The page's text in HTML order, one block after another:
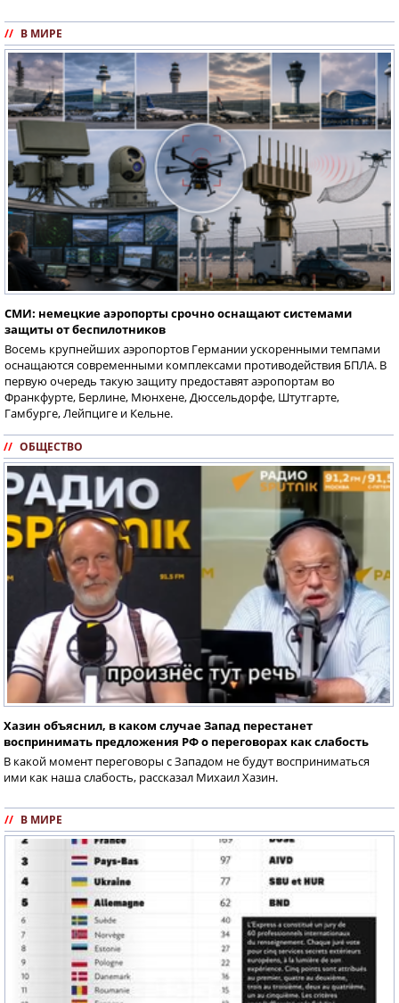
// В МИРЕ
СМИ: немецкие аэропорты срочно оснащают системами
защиты от беспилотников
Восемь крупнейших аэропортов Германии ускоренными темпами
оснащаются современными комплексами противодействия БПЛА. В
первую очередь такую защиту предоставят аэропортам во
Франкфурте, Берлине, Мюнхене, Дюссельдорфе, Штутгарте,
Гамбурге, Лейпциге и Кельне.
// ОБЩЕСТВО
Хазин объяснил, в каком случае Запад перестанет
воспринимать предложения РФ о переговорах как слабость
В какой момент переговоры с Западом не будут восприниматься
ими как наша слабость, рассказал Михаил Хазин.
// В МИРЕ